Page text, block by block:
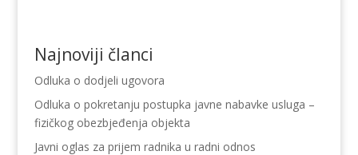
Najnoviji članci
Odluka o dodjeli ugovora
Odluka o pokretanju postupka javne nabavke usluga –
fizičkog obezbjeđenja objekta
Javni oglas za prijem radnika u radni odnos